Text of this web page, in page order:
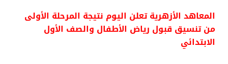
المعاهد الأزهرية تعلن اليوم نتيجة المرحلة الأولى
من تنسيق قبول رياض الأطفال والصف الأول
الابتدائي